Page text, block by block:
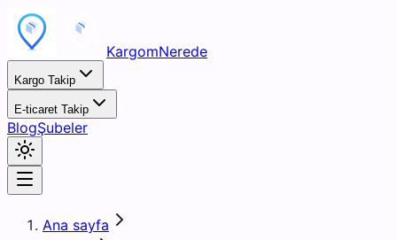
KargomNerede
Kargo Takip
E-ticaret Takip
BlogŞubeler
Ana sayfa